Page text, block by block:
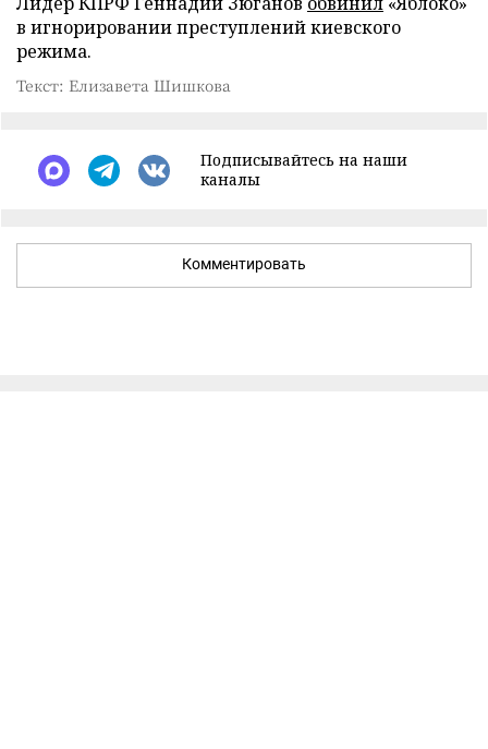
в игнорировании преступлений киевского
режима.
Текст: Елизавета Шишкова
Подписывайтесь на наши
каналы
Комментировать